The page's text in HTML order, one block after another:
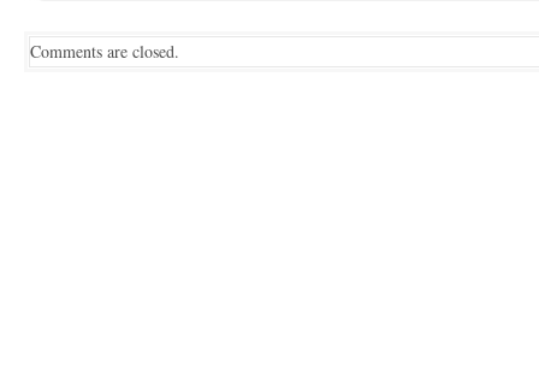
Comments are closed.